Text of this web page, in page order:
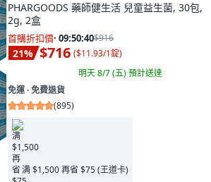
PHARGOODS 藥師健生活 兒童益生菌, 30包,
2g, 2盒
首購折扣價· 09:50:38$916
21% $716 ($11.93/1錠)
明天 8/7 (五)預計送達
免運 ∙ 免費退貨
(895)
满 $1,500 再省 $75 (王道卡)